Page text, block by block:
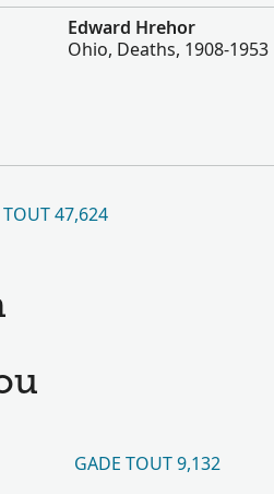
Edward Hrehor
Ohio, Deaths, 1908-1953
TOUT 47,624
GADE TOUT 9,132